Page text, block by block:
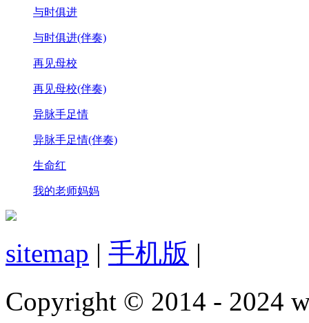
与时俱进
与时俱进(伴奏)
再见母校
再见母校(伴奏)
异脉手足情
异脉手足情(伴奏)
生命红
我的老师妈妈
sitemap | 手机版 |
Copyright © 2014 - 2024